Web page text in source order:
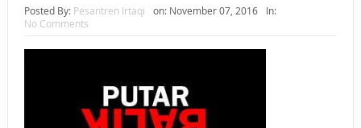
Posted By: Pesantren Irtaqi on: November 07, 2016
In:
No Comments